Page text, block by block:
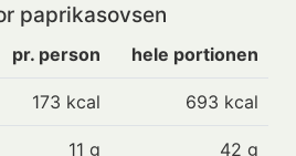
paprikasovsen
pr. person hele portionen
173 kcal 693 kcal
11 g 42 g